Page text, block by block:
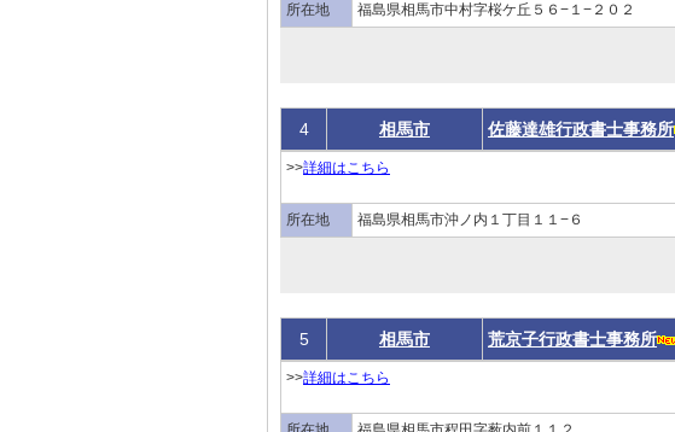
所在地 福島県相馬市中村字桜ケ丘５６−１−２０２
4 相馬市 佐藤達雄行政書士事務所
>>詳細はこちら
所在地 福島県相馬市沖ノ内１丁目１１−６
5 相馬市 荒京子行政書士事務所
>>詳細はこちら